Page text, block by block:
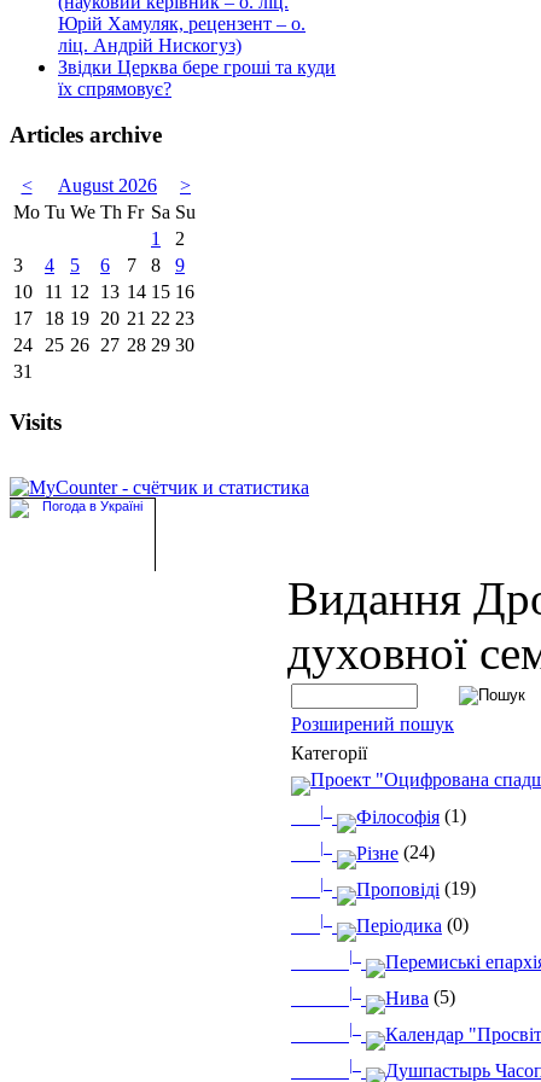
Юрій Хамуляк, рецензент – о.
ліц. Андрій Нискогуз)
Звідки Церква бере гроші та куди
їх спрямовує?
Articles archive
< August 2026
>
Mo Tu We Th Fr Sa Su
1
2
3
4 5 6 7 8
9
10
11 12 13 14 15 16
17
18 19 20 21 22 23
24
25 26 27 28 29 30
31
Visits
Видання
духовної
Розширений пошук
Категорії
Проект "Оцифрована
|_ Філософія (1)
|_ Різне (24)
|_ Проповіді (19)
|_ Періодика (0)
|_ Перемиські
|_ Нива (5)
|_ Календар
|_
Душпастырь